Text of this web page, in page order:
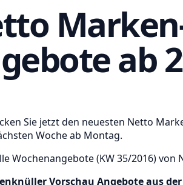
ab
Sie jetzt den neuesten Netto
Woche ab Montag.
Wochenangebote (KW 35/2016)
Vorschau Angebote aus